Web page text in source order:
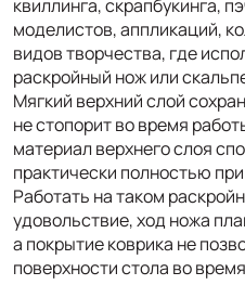
квиллинга, скрапбукинга,
моделистов, аппликаций,
видов творчества, где
раскройный нож или
Мягкий верхний слой
не стопорит во время
материал верхнего слоя
практически полностью
Работать на таком
удовольствие, ход ножа
а покрытие коврика не
поверхности стола во